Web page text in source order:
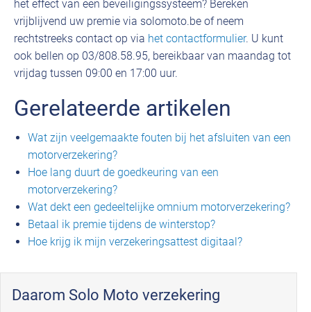
het effect van een beveiligingssysteem? Bereken
vrijblijvend uw premie via solomoto.be of neem
rechtstreeks contact op via het contactformulier. U kunt
ook bellen op 03/808.58.95, bereikbaar van maandag tot
vrijdag tussen 09:00 en 17:00 uur.
Gerelateerde artikelen
Wat zijn veelgemaakte fouten bij het afsluiten van een
motorverzekering?
Hoe lang duurt de goedkeuring van een
motorverzekering?
Wat dekt een gedeeltelijke omnium motorverzekering?
Betaal ik premie tijdens de winterstop?
Hoe krijg ik mijn verzekeringsattest digitaal?
Daarom Solo Moto verzekering